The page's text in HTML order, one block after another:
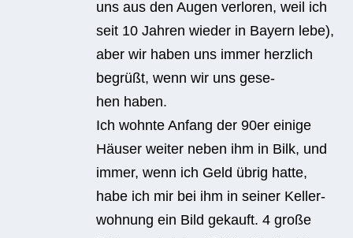
uns aus den Augen ver­lo­ren, weil ich
seit 10 Jah­ren wie­der in Bay­ern lebe),
aber wir haben uns immer herz­lich
begrüßt, wenn wir uns gese­
hen haben.
Ich wohnte Anfang der 90er einige
Häu­ser wei­ter neben ihm in Bilk, und
immer, wenn ich Geld übrig hatte,
habe ich mir bei ihm in sei­ner Kel­ler­
woh­nung ein Bild gekauft. 4 große